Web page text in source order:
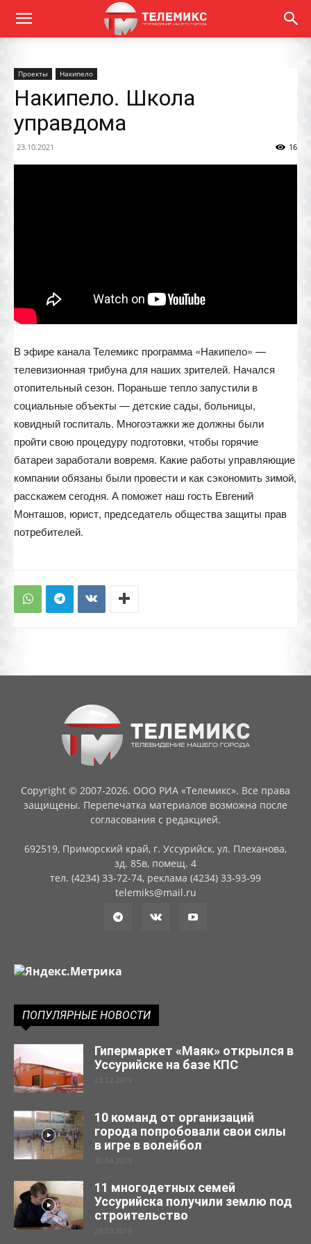
Проекты Накипело
Накипело. Школа
управдома
23.10.2021 16
В эфире канала Телемикс программа «Накипело» —
телевизионная трибуна для наших зрителей. Начался
отопительный сезон. Пораньше тепло запустили в
социальные объекты — детские сады, больницы,
ковидный госпиталь. Многоэтажки же должны были
пройти свою процедуру подготовки, чтобы горячие
батареи заработали вовремя. Какие работы управляющие
компании обязаны были провести и как сэкономить зимой,
расскажем сегодня. А поможет наш гость Евгений
Монташов, юрист, председатель общества защиты прав
потребителей.
Copyright © 2007-2026. ООО РИА «Телемикс». Все права
защищены. Перепечатка материалов возможна после
согласования с редакцией.
692519, Приморский край, г. Уссурийск, ул. Плеханова,
зд. 85в, помещ. 4
тел. (4234) 33-72-74, реклама (4234) 33-93-99
telemiks@mail.ru
ПОПУЛЯРНЫЕ НОВОСТИ
Гипермаркет «Маяк» открылся в
Уссурийске на базе КПС
23.12.2019
10 команд от организаций
города попробовали свои силы
в игре в волейбол
30.04.2019
11 многодетных семей
Уссурийска получили землю под
строительство
29.03.2019